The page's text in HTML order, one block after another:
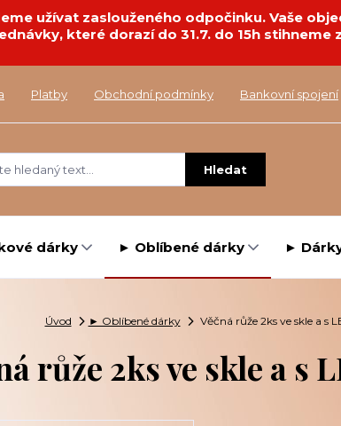
užívat zaslouženého odpočinku. Vaše
které dorazí do 31.7. do 15h
Platby Obchodní podmínky Bankovní spojení
Hledat
dárky ► Oblíbené dárky ►
Úvod ► Oblíbené dárky Věčná růže 2ks ve skle a s
růže 2ks ve skle a s